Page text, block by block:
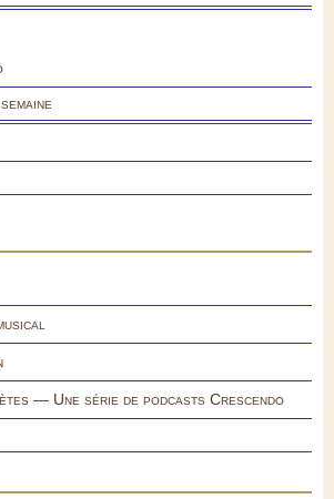
— Une série de podcasts Crescendo